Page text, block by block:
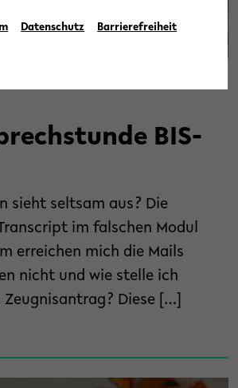
BIS-
sieht seltsam aus? Die
im falschen Modul
erreichen mich die Mails
nicht und wie stelle ich
Diese […]
Datenschutz Barrierefreiheit